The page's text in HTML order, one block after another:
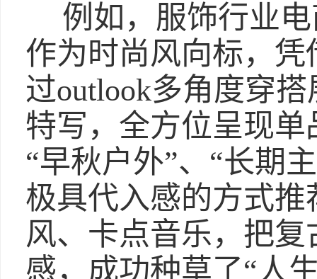
例如，服饰行业
作为时尚风向标，
过outlook多角度穿
特写，全方位呈现
“早秋户外”、“长期
极具代入感的方式
风、卡点音乐，把
感，成功种草了“人